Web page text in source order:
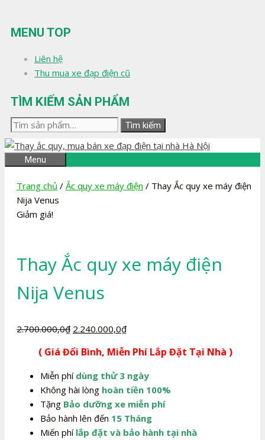
đến
nội
MENU TOP
Liên hệ
Thu mua xe đạp điện cũ
TÌM KIẾM SẢN PHẨM
Tìm
kiếm:
Tìm kiếm
Menu
Trang chủ / Ắc quy xe máy điện / Thay Ắc quy xe máy điện
Nija Venus
Giảm giá!
Thay Ắc quy xe máy điện
Nija Venus
2.700.000,0₫ Giá
là:
2.700.000,0₫.
2.240.000,0₫Giá
tại
2.240.000,0₫.
( Giá Đổi Bình, Miễn Phí Lắp Đặt Tại Nhà )
Miễn phí dùng thử 3 ngày
Không hài lòng hoàn tiền 100%
Tặng Bảo dưỡng xe miễn phí
Bảo hành lên đến 15 Tháng
Miến phí lắp đặt và bảo hành tại nhà